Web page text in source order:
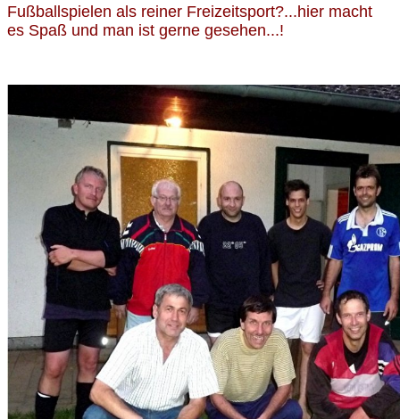
Fußballspielen als reiner Freizeitsport?...hier macht
es Spaß und man ist gerne gesehen...!